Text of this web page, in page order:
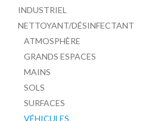
INDUSTRIEL
NETTOYANT/DÉSINFECTANT
ATMOSPHÈRE
GRANDS ESPACES
MAINS
SOLS
SURFACES
VÉHICULES